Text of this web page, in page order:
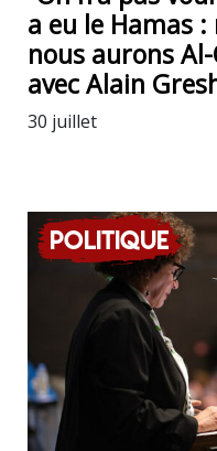
a eu le Hamas
nous aurons
avec Alain
30 juillet
Politique